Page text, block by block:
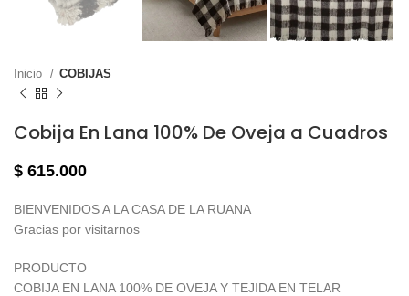
Inicio COBIJAS
Cobija En Lana 100% De Oveja a Cuadros
$ 615.000
BIENVENIDOS A LA CASA DE LA RUANA
Gracias por visitarnos
PRODUCTO
COBIJA EN LANA 100% DE OVEJA Y TEJIDA EN TELAR